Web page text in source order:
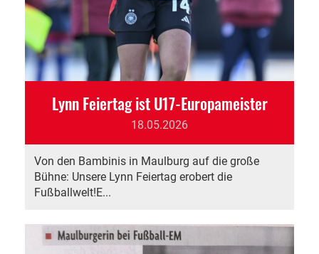
Lynn Feiertag ist U17-Europameister
18.05.2026
Von den Bambinis in Maulburg auf die große
Bühne: Unsere Lynn Feiertag erobert die
Fußballwelt!E...